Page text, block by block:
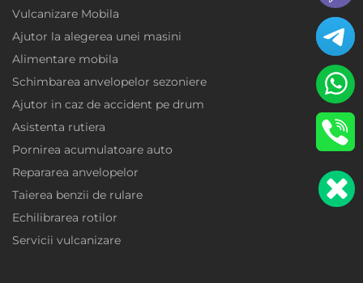
Vulcanizare Mobila
Ajutor la alegerea unei masini
Alimentare mobila
Schimbarea anvelopelor sezoniere
Ajutor in caz de accident pe drum
Asistenta rutiera
Pornirea acumulatoare auto
Repararea anvelopelor
Taierea benzii de rulare
Echilibrarea rotilor
Servicii vulcanizare